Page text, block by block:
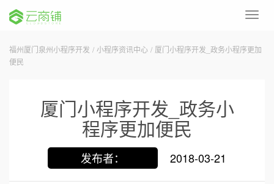
福州厦门泉州小程序开发 / 小程序资讯中心 / 厦门小程序开发_政务小程序更加
便民
厦门小程序开发_政务小
程序更加便民
发布者： 2018-03-21